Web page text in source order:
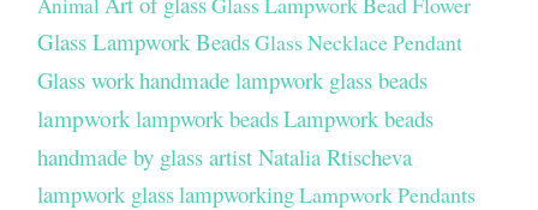
Glass Lampwork BeadsGlass Necklace Pendant
Glass workhandmade lampwork glass beads
lampwork lampwork beadsLampwork beads
handmade by glass artist Natalia Rtischeva
lampwork glasslampworkingLampwork Pendants